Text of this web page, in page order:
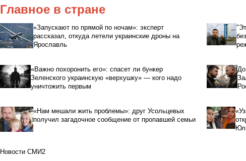
Главное в стране
«Запускают по прямой по ночам»: эксперт
рассказал, откуда летели украинские дроны на
Ярославль
«Важно похоронить его»: спасет ли бункер
Зеленского украинскую «верхушку» — кого надо
уничтожить первым
До
«Нам мешали жить проблемы»: друг Усольцевых
получил загадочное сообщение от пропавшей семьи
Новости СМИ2